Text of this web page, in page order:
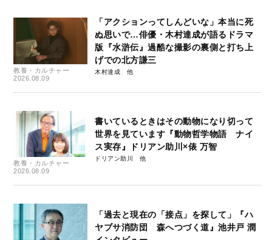
教養・カルチャー
2026.08.09
「アクションってしんどいな」本当に死
ぬ思いで…俳優・木村達成が語るドラマ
版『水滸伝』過酷な撮影の裏側と打ち上
げでの北方謙三
木村達成
教養・カルチャー
2026.08.09
書いているときはその動物になり切って
世界を見ています『動物哲学物語 ナイ
ス実存』ドリアン助川×俵 万智
ドリアン助川
「過去と現在の「接点」を探して」『ハ
ヤブサ消防団 森へつづく道』池井戸 潤